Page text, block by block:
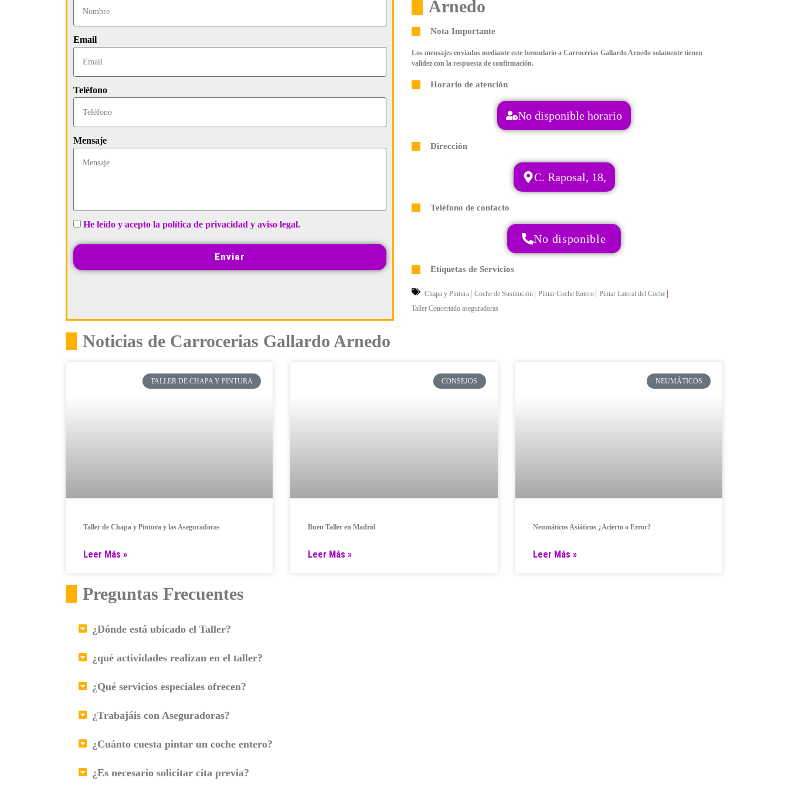
Email
Teléfono
Mensaje
He leído y acepto la política de privacidad y aviso legal.
Enviar
Arnedo
Nota Importante
Los mensajes enviados mediante este formulario a Carrocerias Gallardo Arnedo solamente tienen
validez con la respuesta de confirmación.
Horario de atención
No disponible horario
Dirección
C. Raposal, 18,
Teléfono de contacto
No disponible
Etiquetas de Servicios
Chapa y Pintura Coche de Sustitución Pintar Coche Entero Pintar Lateral del Coche
Taller Concertado aseguradoras
Noticias de Carrocerias Gallardo Arnedo
TALLER DE CHAPA Y PINTURA
Taller de Chapa y Pintura y las Aseguradoras
Leer Más »
CONSEJOS
Buen Taller en Madrid
Leer Más »
NEUMÁTICOS
Neumáticos Asiáticos ¿Acierto o Error?
Leer Más »
Preguntas Frecuentes
¿Dónde está ubicado el Taller?
¿qué actividades realizan en el taller?
¿Qué servicios especiales ofrecen?
¿Trabajáis con Aseguradoras?
¿Cuánto cuesta pintar un coche entero?
¿Es necesario solicitar cita previa?